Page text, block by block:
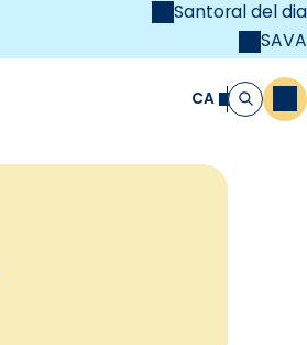
Santoral del dia
SAVA
CA Cerca